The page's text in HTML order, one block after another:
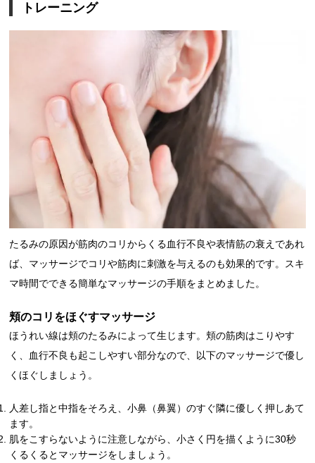
トレーニング
たるみの原因が筋肉のコリからくる血行不良や表情筋の衰えであれ
ば、マッサージでコリや筋肉に刺激を与えるのも効果的です。スキ
マ時間でできる簡単なマッサージの手順をまとめました。
頬のコリをほぐすマッサージ
ほうれい線は頬のたるみによって生じます。頬の筋肉はこりやす
く、血行不良も起こしやすい部分なので、以下のマッサージで優し
くほぐしましょう。
人差し指と中指をそろえ、小鼻（鼻翼）のすぐ隣に優しく押しあて
ます。
肌をこすらないように注意しながら、小さく円を描くように30秒
くるくるとマッサージをしましょう。